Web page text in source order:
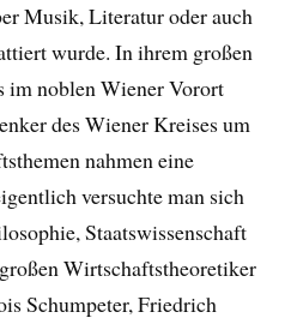
Musik, Literatur oder auch
wurde. In ihrem großen
im noblen Wiener Vorort
des Wiener Kreises um
nahmen eine
versuchte man sich
Staatswissenschaft
Wirtschaftstheoretiker
Schumpeter, Friedrich